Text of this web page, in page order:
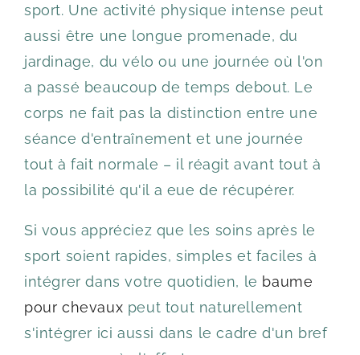
sport. Une activité physique intense peut
aussi être une longue promenade, du
jardinage, du vélo ou une journée où l'on
a passé beaucoup de temps debout. Le
corps ne fait pas la distinction entre une
séance d'entraînement et une journée
tout à fait normale – il réagit avant tout à
la possibilité qu'il a eue de récupérer.
Si vous appréciez que les soins après le
sport soient rapides, simples et faciles à
intégrer dans votre quotidien, le baume
pour chevaux peut tout naturellement
s'intégrer ici aussi dans le cadre d'un bref